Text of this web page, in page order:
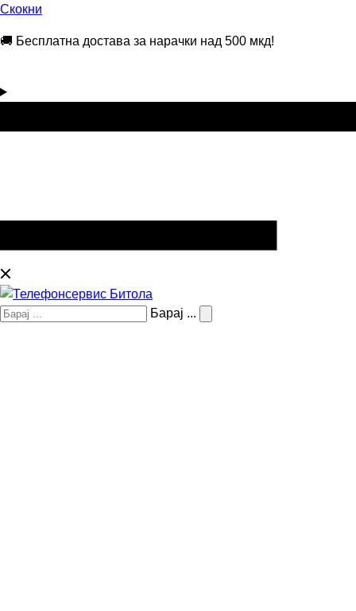
Скокни
🚚 Бесплатна достава за нарачки над 500 мкд!
Барај ...